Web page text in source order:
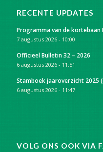
RECENTE UPDATES
Programma van de kortebaan
7 augustus 2026 - 10:00
Officieel Bulletin 32 – 2026
6 augustus 2026 - 11:51
Stamboek jaaroverzicht 2025
6 augustus 2026 - 11:47
VOLG ONS OOK VIA